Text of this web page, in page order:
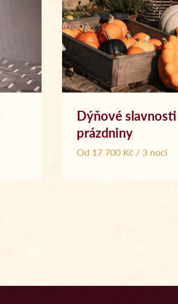
Dýňové
prázdniny
Od 17 700 Kč / 3 noci